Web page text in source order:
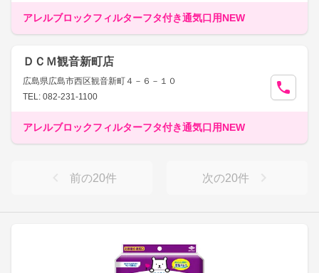
アレルブロックフィルターフタ付き通気口用NEW
ＤＣＭ観音新町店
広島県広島市西区観音新町４－６－１０
TEL: 082-231-1100
アレルブロックフィルターフタ付き通気口用NEW
前の20件 次の20件